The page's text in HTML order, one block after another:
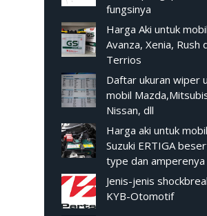
fungsinya
Harga Aki untuk mobil
Avanza, Xenia, Rush
Terrios
Daftar ukuran wiper
mobil
Nissan, dll
Harga aki untuk mobil
Suzuki ERTIGA
type dan amperenya
Jenis-jenis
KYB-Otomotif